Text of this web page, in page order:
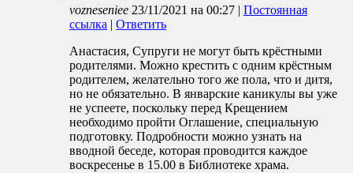
vozneseniee 23/11/2021 на 00:27 | Постоянная
ссылка | Ответить
Анастасия, Супруги не могут быть крёстными
родителями. Можно крестить с одним крёстным
родителем, желательно того же пола, что и дитя,
но не обязательно. В январские каникулы вы уже
не успеете, поскольку перед Крещением
необходимо пройти Оглашение, специальную
подготовку. Подробности можно узнать на
вводной беседе, которая проводится каждое
воскресенье в 15.00 в Библиотеке храма.